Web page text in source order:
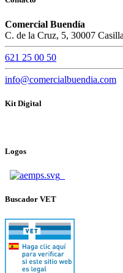
Comercial Buendía
C. de la Cruz, 5, 30007
621 25 00 50
info@comercialbuendia.com
Kit Digital
Logos
Buscador VET